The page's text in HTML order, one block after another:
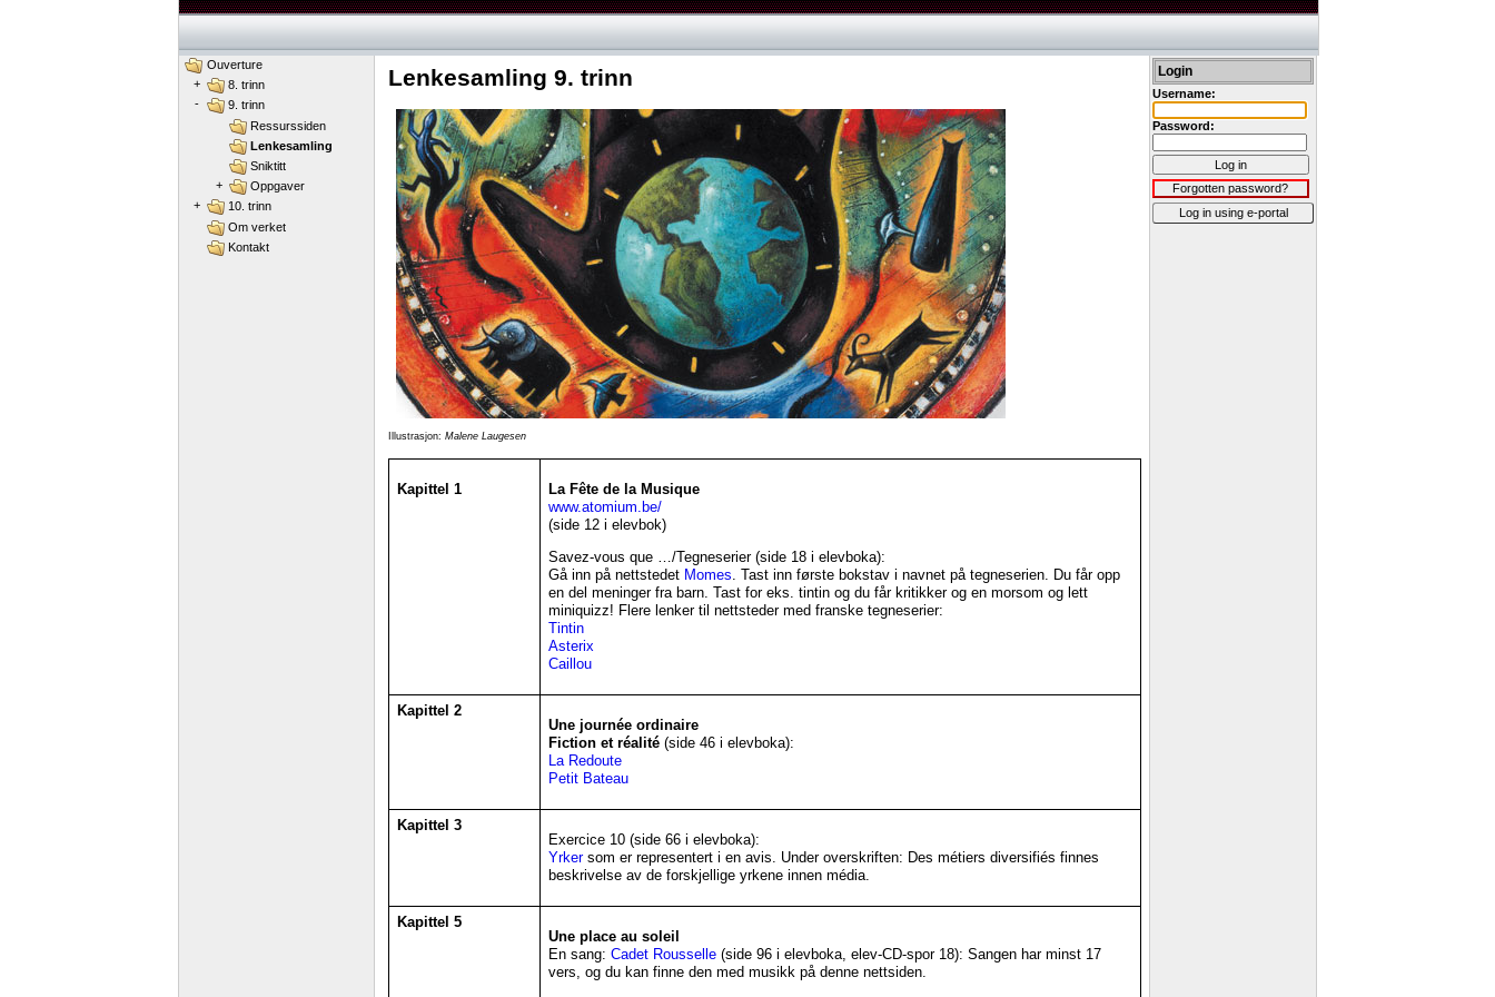
Lenkesamling 9. trinn
Illustrasjon: Malene Laugesen
Kapittel 1
La Fête de la Musique
www.atomium.be/
(side 12 i elevbok)
Savez-vous que …/Tegneserier (side 18 i elevboka):
Gå inn på nettstedet Momes. Tast inn første bokstav i navnet på tegneserien. Du får opp
en del meninger fra barn. Tast for eks. tintin og du får kritikker og en morsom og lett
miniquizz! Flere lenker til nettsteder med franske tegneserier:
Tintin
Asterix
Caillou
Kapittel 2
Une journée ordinaire
Fiction et réalité (side 46 i elevboka):
La Redoute
Petit Bateau
Kapittel 3
Exercice 10 (side 66 i elevboka):
Yrkersom er representert i en avis. Under overskriften: Des métiers diversifiés finnes
beskrivelse av de forskjellige yrkene innen média.
Kapittel 5
Une place au soleil
En sang: Cadet Rousselle(side 96 i elevboka, elev-CD-spor 18): Sangen har minst 17
vers, og du kan finne den med musikk på denne nettsiden.
Ouverture
+
8. trinn
-
9. trinn
Ressurssiden
Lenkesamling
Sniktitt
+
Oppgaver
+
10. trinn
Om verket
Kontakt
Login
Username:
Password:
Log in
Forgotten password?
Log in using e-portal